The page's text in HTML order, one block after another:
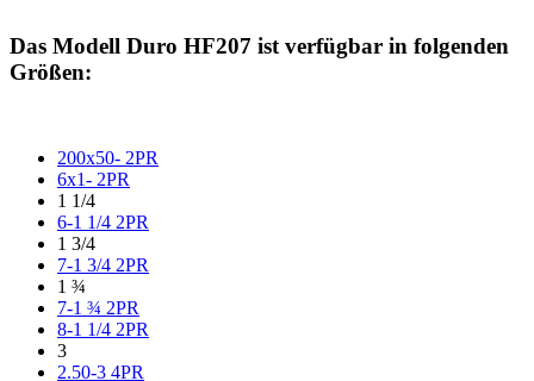
Das Modell Duro HF207 ist verfügbar in folgenden
Größen:
200x50- 2PR
6x1- 2PR
1 1/4
6-1 1/4 2PR
1 3/4
7-1 3/4 2PR
1 ¾
7-1 ¾ 2PR
8-1 1/4 2PR
3
2.50-3 4PR